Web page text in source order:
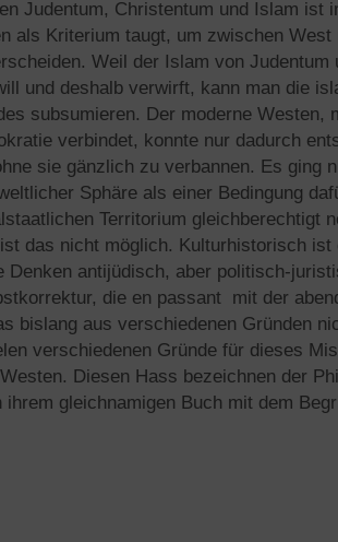
Judentum, Christentum und Islam ist
als Kriterium taugt, um zwischen West
Weil der Islam von Judentum
und deshalb verwirft, kann man die
subsumieren. Der moderne Westen,
verbindet, konnte nur dadurch
sie gänzlich zu verbannen. Es ging
Sphäre als einer Bedingung
Territorium gleichberechtigt
das nicht möglich. Kulturhistorisch
antijüdisch, aber politisch-
die en passant mit der
bislang aus verschiedenen Gründen
verschiedenen Gründe für dieses
Diesen Hass bezeichnen der
gleichnamigen Buch mit dem